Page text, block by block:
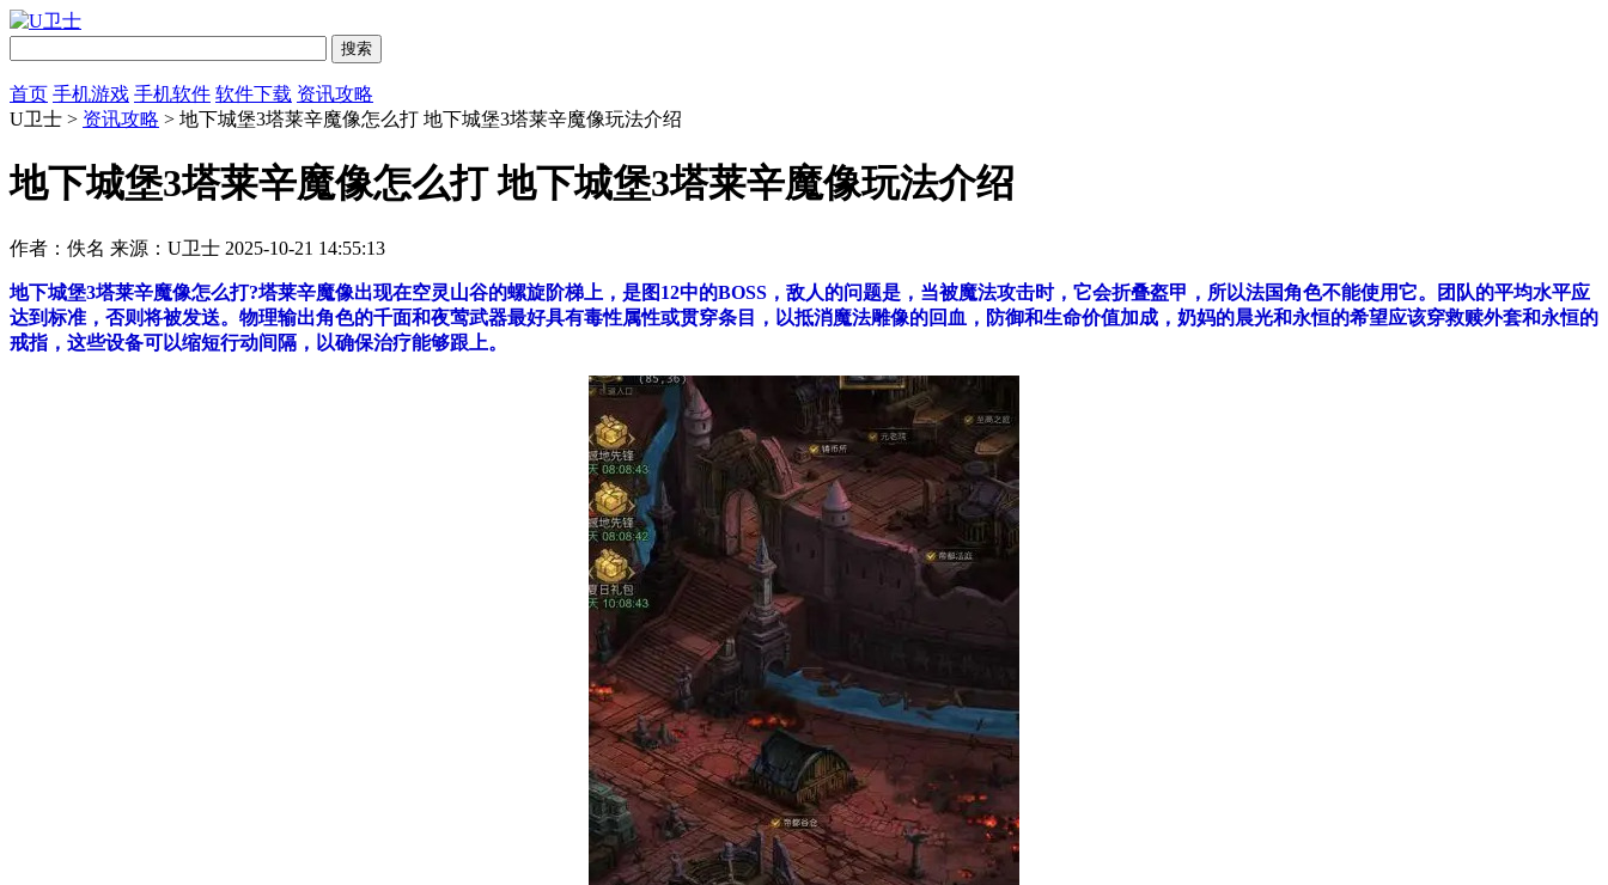
首页 手机游戏 手机软件 软件下载 资讯攻略
U卫士 > 资讯攻略 > 地下城堡3塔莱辛魔像怎么打 地下城堡3塔莱辛魔像玩法介绍
地下城堡3塔莱辛魔像怎么打 地下城堡3塔莱辛魔像玩法介绍
作者：佚名 来源：U卫士 2025-10-21 14:55:13
地下城堡3塔莱辛魔像怎么打?塔莱辛魔像出现在空灵山谷的螺旋阶梯上，是图12中的BOSS，敌人的问题是，当被魔法攻击时，它会折叠盔甲，所以法国角色不能使用它。团队的平均水平应
达到标准，否则将被发送。物理输出角色的千面和夜莺武器最好具有毒性属性或贯穿条目，以抵消魔法雕像的回血，防御和生命价值加成，奶妈的晨光和永恒的希望应该穿救赎外套和永恒的
戒指，这些设备可以缩短行动间隔，以确保治疗能够跟上。